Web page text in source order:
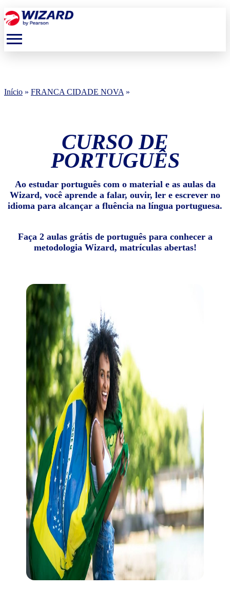
menu
Início » FRANCA CIDADE NOVA »
CURSO DE
PORTUGUÊS
Ao estudar português com o material e as aulas da
Wizard, você aprende a falar, ouvir, ler e escrever no
idioma para alcançar a fluência na língua portuguesa.
Faça 2 aulas grátis de português para conhecer a
metodologia Wizard, matrículas abertas!